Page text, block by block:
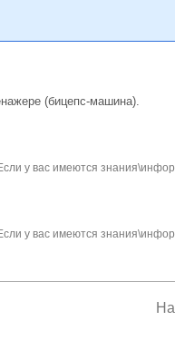
(бицепс-машина).
у вас имеются
у вас имеются